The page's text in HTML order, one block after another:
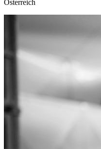
Österreich